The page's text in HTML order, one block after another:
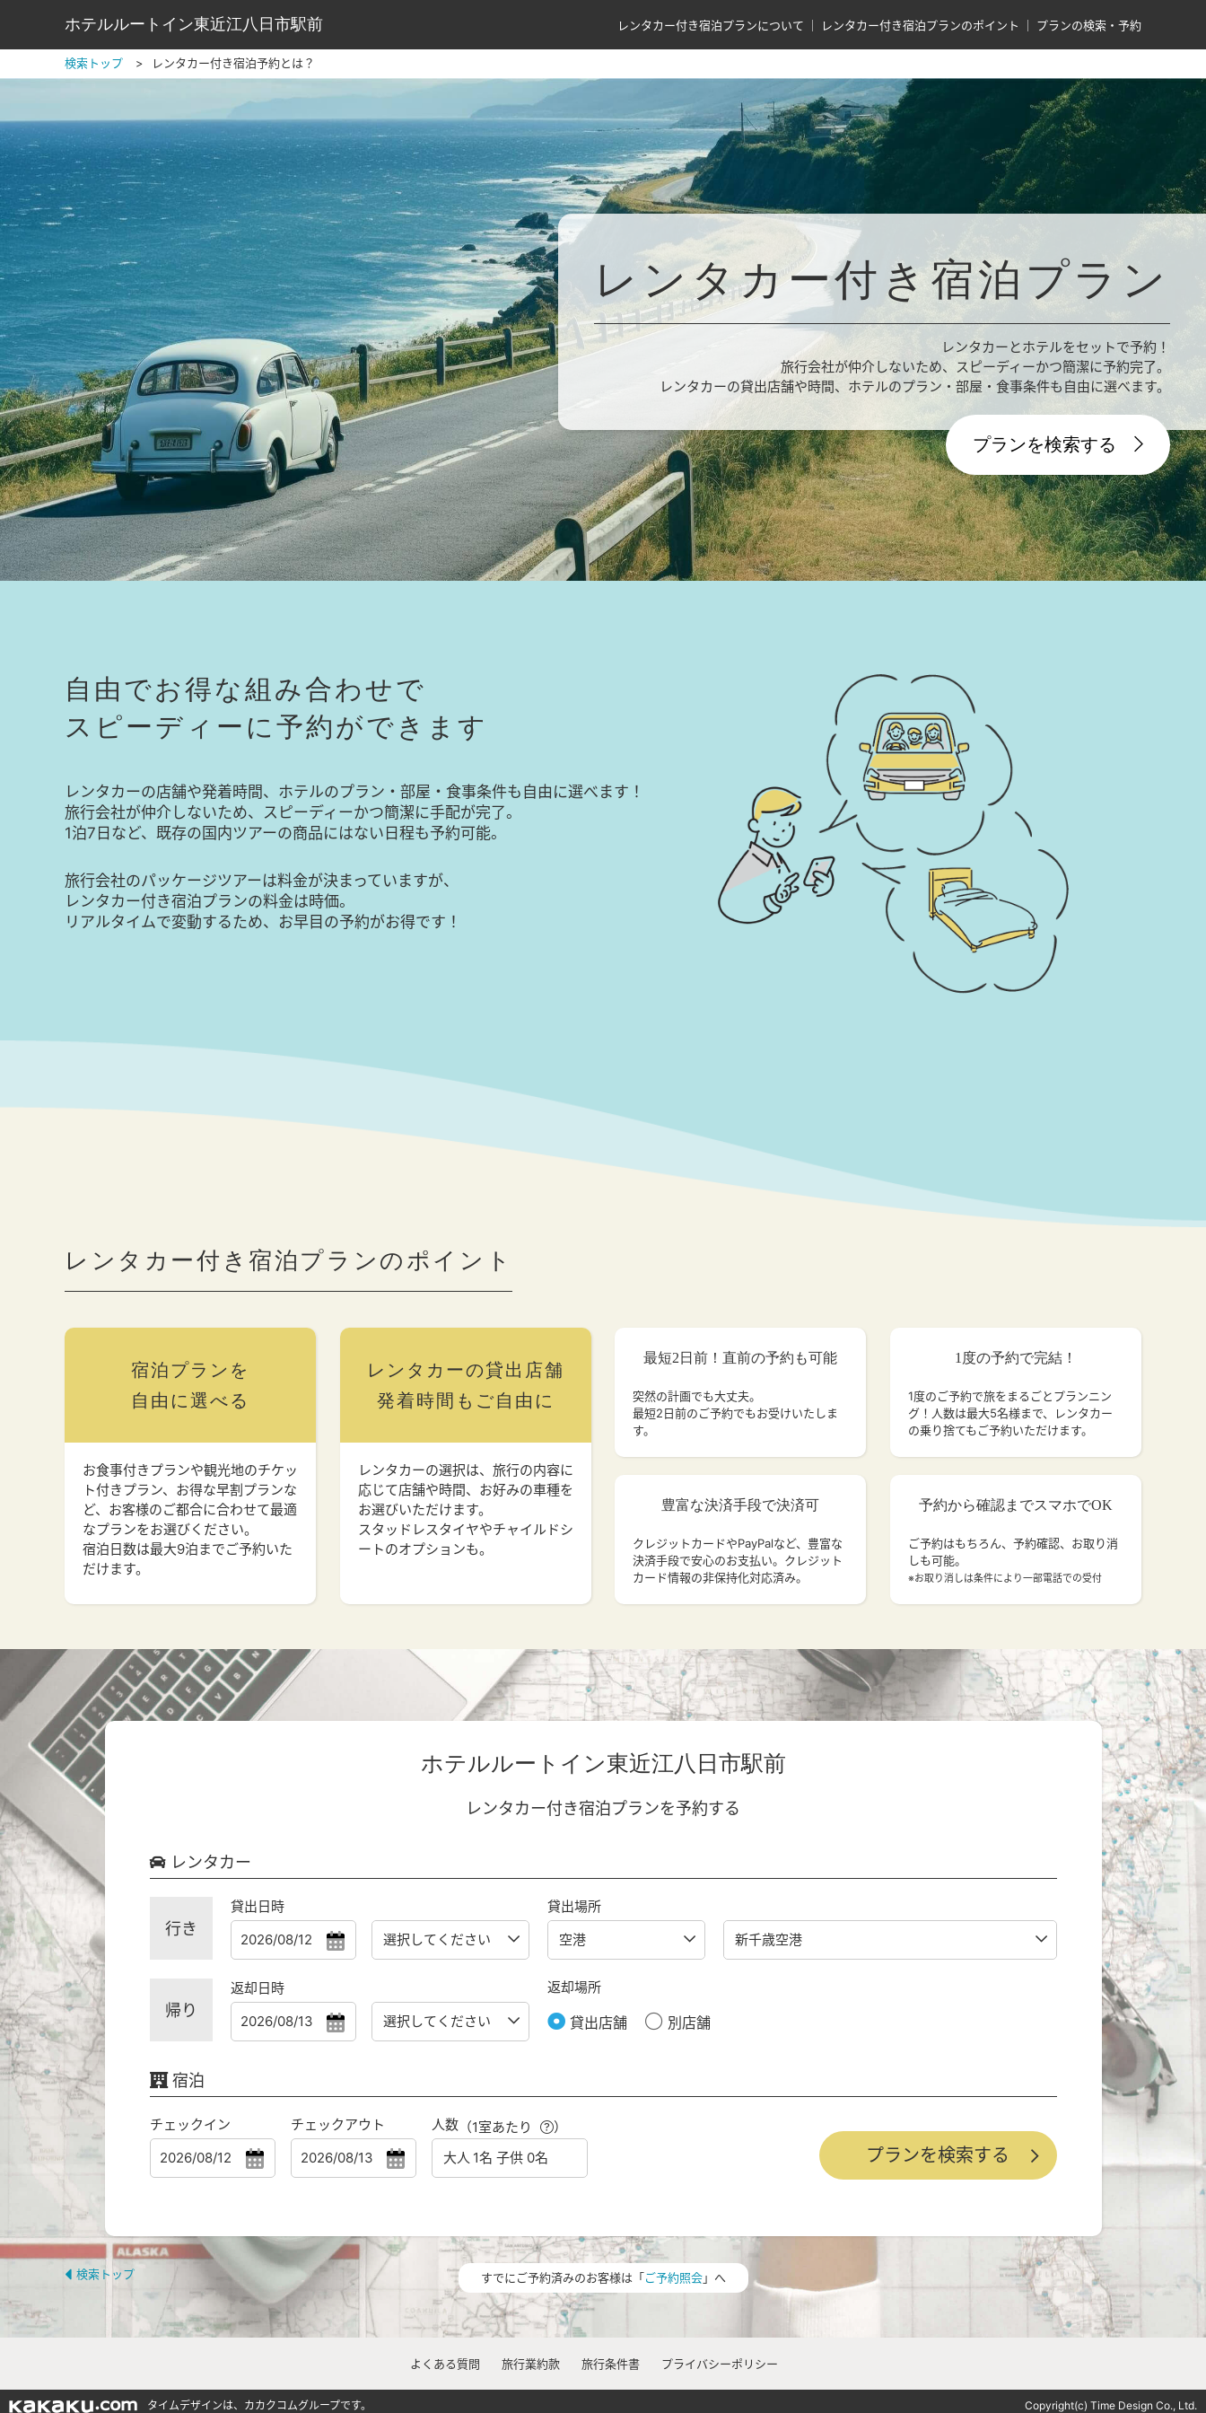
ホテルルートイン東近江八日市駅前 レンタカー付き宿泊プランについて レンタカー付き宿泊プランのポイント プランの検索・予約
検索トップ レンタカー付き宿泊予約とは？
レンタカー付き宿泊プラン
レンタカーとホテルをセットで予約！
旅行会社が仲介しないため、スピーディーかつ簡潔に予約完了。
レンタカーの貸出店舗や時間、ホテルのプラン・部屋・食事条件も自由に選べます。
プランを検索する
自由でお得な組み合わせで
スピーディーに予約ができます
レンタカーの店舗や発着時間、ホテルのプラン・部屋・食事条件も自由に選べます！
旅行会社が仲介しないため、スピーディーかつ簡潔に手配が完了。
1泊7日など、既存の国内ツアーの商品にはない日程も予約可能。
旅行会社のパッケージツアーは料金が決まっていますが、
レンタカー付き宿泊プランの料金は時価。
リアルタイムで変動するため、お早目の予約がお得です！
レンタカー付き宿泊プランのポイント
宿泊プランを
自由に選べる
お食事付きプランや観光地のチケッ
ト付きプラン、お得な早割プランな
ど、お客様のご都合に合わせて最適
なプランをお選びください。
宿泊日数は最大9泊までご予約いた
だけます。
レンタカーの貸出店舗
発着時間もご自由に
レンタカーの選択は、旅行の内容に
応じて店舗や時間、お好みの車種を
お選びいただけます。
スタッドレスタイヤやチャイルドシ
ートのオプションも。
最短2日前！直前の予約も可能
突然の計画でも大丈夫。
最短2日前のご予約でもお受けいたしま
す。
豊富な決済手段で決済可
クレジットカードやPayPalなど、豊富な
決済手段で安心のお支払い。クレジット
カード情報の非保持化対応済み。
1度の予約で完結！
1度のご予約で旅をまるごとプランニン
グ！人数は最大5名様まで、レンタカー
の乗り捨てもご予約いただけます。
予約から確認までスマホでOK
ご予約はもちろん、予約確認、お取り消
しも可能。
※お取り消しは条件により一部電話での受付
ホテルルートイン東近江八日市駅前
レンタカー付き宿泊プランを予約する
レンタカー
行き
貸出日時 貸出場所
帰り
返却日時 返却場所
貸出店舗 別店舗
宿泊
チェックイン チェックアウト 人数（1室あたり ）
検索トップ すでにご予約済みのお客様は「ご予約照会」へ
よくある質問 旅行業約款 旅行条件書 プライバシーポリシー
タイムデザインは、カカクコムグループです。 Copyright(c) Time Design Co., Ltd.